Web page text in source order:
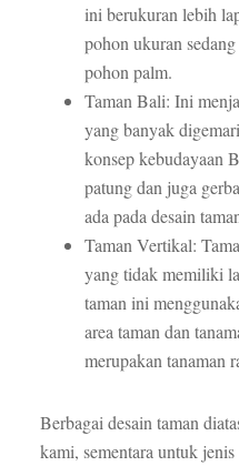
ini berukuran lebih
pohon ukuran
pohon palm.
Taman Bali: Ini
yang banyak
konsep kebudayaan
patung dan juga
ada pada desain
Taman Vertikal:
yang tidak memiliki
taman ini
area taman dan
merupakan tanaman
Berbagai desain taman
kami, sementara untuk